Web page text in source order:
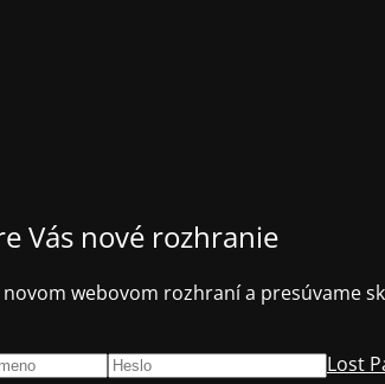
Vás nové rozhranie
webovom rozhraní a presúvame
Lost